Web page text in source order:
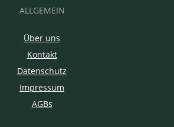
ALLGEMEIN
Über uns
Kontakt
Datenschutz
Impressum
AGBs